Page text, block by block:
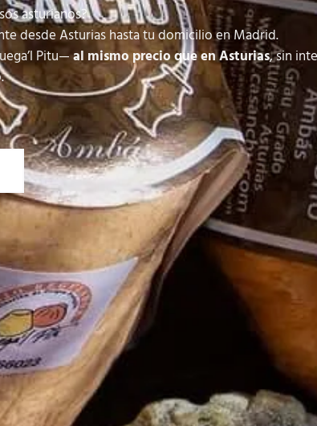
asturianos?
desde Asturias hasta tu domicilio en Madrid.
Pitu—al mismo precio que en Asturias, sin